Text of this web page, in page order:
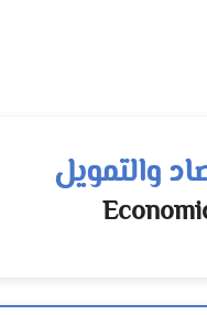
والتمويل